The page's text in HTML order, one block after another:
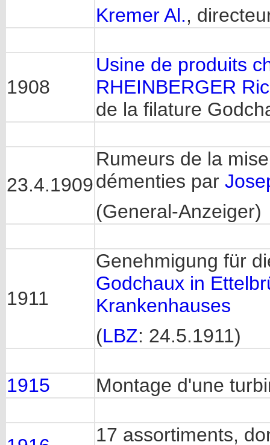
Kremer Al.,
1908
Usine de produits
RHEINBERGER
de la filature
23.4.1909
Rumeurs de la
démenties par
(General-Anzeiger)
1911
Genehmigung für
Godchaux in
Krankenhauses
(LBZ: 24.5.1911)
1915 Montage d'une
17 assortiments,